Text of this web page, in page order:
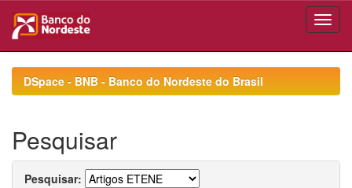
navigationDSpace - BNB - Banco do Nordeste do Brasil
Pesquisar
Pesquisar: